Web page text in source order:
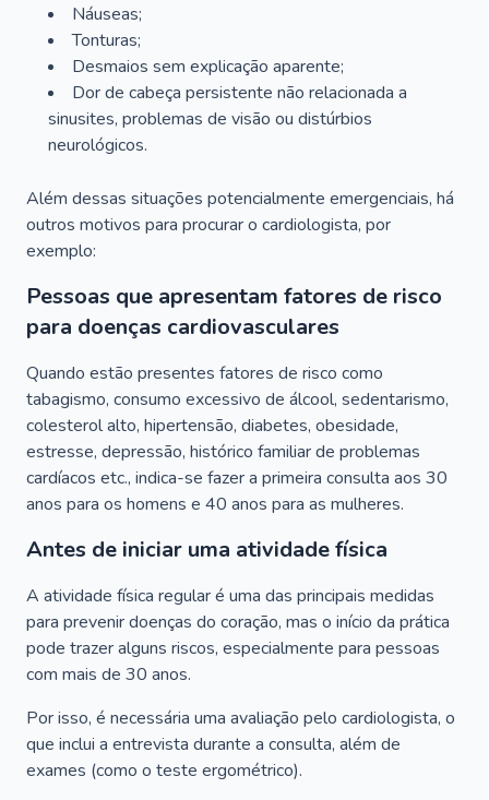
Náuseas;
Tonturas;
Desmaios sem explicação aparente;
Dor de cabeça persistente não relacionada a
sinusites, problemas de visão ou distúrbios
neurológicos.
Além dessas situações potencialmente emergenciais, há
outros motivos para procurar o cardiologista, por
exemplo:
Pessoas que apresentam fatores de risco
para doenças cardiovasculares
Quando estão presentes fatores de risco como
tabagismo, consumo excessivo de álcool, sedentarismo,
colesterol alto, hipertensão, diabetes, obesidade,
estresse, depressão, histórico familiar de problemas
cardíacos etc., indica-se fazer a primeira consulta aos 30
anos para os homens e 40 anos para as mulheres.
Antes de iniciar uma atividade física
A atividade física regular é uma das principais medidas
para prevenir doenças do coração, mas o início da prática
pode trazer alguns riscos, especialmente para pessoas
com mais de 30 anos.
Por isso, é necessária uma avaliação pelo cardiologista, o
que inclui a entrevista durante a consulta, além de
exames (como o teste ergométrico).